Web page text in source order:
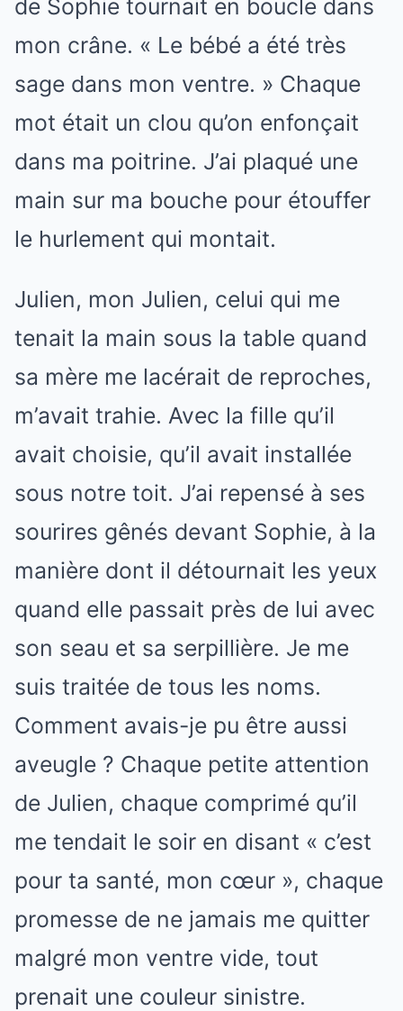
de Sophie tournait en boucle dans
mon crâne. « Le bébé a été très
sage dans mon ventre. » Chaque
mot était un clou qu’on enfonçait
dans ma poitrine. J’ai plaqué une
main sur ma bouche pour étouffer
le hurlement qui montait.
Julien, mon Julien, celui qui me
tenait la main sous la table quand
sa mère me lacérait de reproches,
m’avait trahie. Avec la fille qu’il
avait choisie, qu’il avait installée
sous notre toit. J’ai repensé à ses
sourires gênés devant Sophie, à la
manière dont il détournait les yeux
quand elle passait près de lui avec
son seau et sa serpillière. Je me
suis traitée de tous les noms.
Comment avais-je pu être aussi
aveugle ? Chaque petite attention
de Julien, chaque comprimé qu’il
me tendait le soir en disant « c’est
pour ta santé, mon cœur », chaque
promesse de ne jamais me quitter
malgré mon ventre vide, tout
prenait une couleur sinistre.